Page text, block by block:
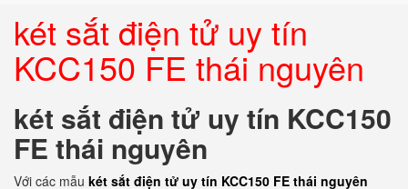
két sắt điện tử uy tín
KCC150 FE thái nguyên
két sắt điện tử uy tín KCC150
FE thái nguyên
Với các mẫu két sắt điện tử uy tín KCC150 FE thái nguyên